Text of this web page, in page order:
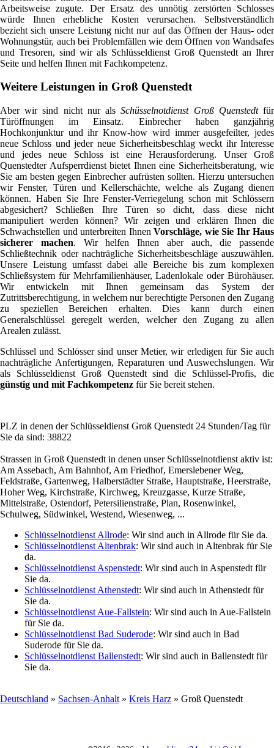
Arbeitsweise zugute. Der Ersatz des unnötig zerstörten Schlosses
würde Ihnen erhebliche Kosten verursachen. Selbstverständlich
bezieht sich unsere Leistung nicht nur auf das Öffnen der Haus- oder
Wohnungstür, auch bei Problemfällen wie dem Öffnen von Wandsafes
und Tresoren, sind wir als Schlüsseldienst Groß Quenstedt an Ihrer
Seite und helfen Ihnen mit Fachkompetenz.
Weitere Leistungen in Groß Quenstedt
Aber wir sind nicht nur alsSchüsselnotdienst Groß Quenstedtfür
Türöffnungen im Einsatz. Einbrecher haben ganzjährig
Hochkonjunktur und ihr Know-how wird immer ausgefeilter, jedes
neue Schloss und jeder neue Sicherheitsbeschlag weckt ihr Interesse
und jedes neue Schloss ist eine Herausforderung. Unser Groß
Quenstedter Aufsperrdienst bietet Ihnen eine Sicherheitsberatung, wie
Sie am besten gegen Einbrecher aufrüsten sollten. Hierzu untersuchen
wir Fenster, Türen und Kellerschächte, welche als Zugang dienen
können. Haben Sie Ihre Fenster-Verriegelung schon mit Schlössern
abgesichert? Schließen Ihre Türen so dicht, dass diese nicht
manipuliert werden können? Wir zeigen und erklären Ihnen die
Schwachstellen und unterbreiten Ihnen Vorschläge, wie Sie Ihr Haus
sicherer machen. Wir helfen Ihnen aber auch, die passende
Schließtechnik oder nachträgliche Sicherheitsbeschläge auszuwählen.
Unsere Leistung umfasst dabei alle Bereiche bis zum komplexen
Schließsystem für Mehrfamilienhäuser, Ladenlokale oder Bürohäuser.
Wir entwickeln mit Ihnen gemeinsam das System der
Zutrittsberechtigung, in welchem nur berechtigte Personen den Zugang
zu speziellen Bereichen erhalten. Dies kann durch einen
Generalschlüssel geregelt werden, welcher den Zugang zu allen
Arealen zulässt.
Schlüssel und Schlösser sind unser Metier, wir erledigen für Sie auch
nachträgliche Anfertigungen, Reparaturen und Auswechslungen. Wir
als Schlüsseldienst Groß Quenstedt sind die Schlüssel-Profis, die
günstig und mit Fachkompetenz für Sie bereit stehen.
PLZ in denen der Schlüsseldienst Groß Quenstedt 24 Stunden/Tag für
Sie da sind: 38822
Strassen in Groß Quenstedt in denen unser Schlüsselnotdienst aktiv ist:
Am Assebach, Am Bahnhof, Am Friedhof, Emerslebener Weg,
Feldstraße, Gartenweg, Halberstädter Straße, Hauptstraße, Heerstraße,
Hoher Weg, Kirchstraße, Kirchweg, Kreuzgasse, Kurze Straße,
Mittelstraße, Ostendorf, Petersilienstraße, Plan, Rosenwinkel,
Schulweg, Südwinkel, Westend, Wiesenweg, ...
Schlüsselnotdienst Allrode: Wir sind auch in Allrode für Sie da.
Schlüsselnotdienst Altenbrak: Wir sind auch in Altenbrak für Sie
da.
Schlüsselnotdienst Aspenstedt: Wir sind auch in Aspenstedt für
Sie da.
Schlüsselnotdienst Athenstedt: Wir sind auch in Athenstedt für
Sie da.
Schlüsselnotdienst Aue-Fallstein: Wir sind auch in Aue-Fallstein
für Sie da.
Schlüsselnotdienst Bad Suderode: Wir sind auch in Bad
Suderode für Sie da.
Schlüsselnotdienst Ballenstedt: Wir sind auch in Ballenstedt für
Sie da.
Deutschland » Sachsen-Anhalt » Kreis Harz » Groß Quenstedt